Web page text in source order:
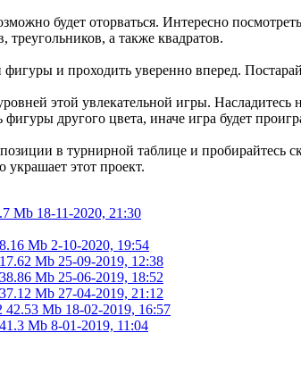
будет оторваться. Интересно
а также квадратов.
и проходить уверенно вперед.
этой увлекательной игры.
другого цвета, иначе игра будет
в турнирной таблице и
украшает этот проект.
Mb 18-11-2020, 21:30
Mb 2-10-2020, 19:54
17.62 Mb 25-09-2019, 12:38
38.86 Mb 25-06-2019, 18:52
37.12 Mb 27-04-2019, 21:12
42.53 Mb 18-02-2019, 16:57
41.3 Mb 8-01-2019, 11:04